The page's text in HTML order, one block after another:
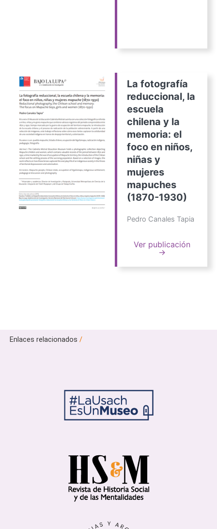
La fotografía
reduccional, la
escuela
chilena y la
memoria: el
foco en niños,
niñas y
mujeres
mapuches
(1870-1930)
Pedro Canales Tapia
Ver publicación
→
Enlaces relacionados /